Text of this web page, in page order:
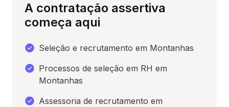
A contratação assertiva
começa aqui
Seleção e recrutamento em Montanhas
Processos de seleção em RH em
Montanhas
Assessoria de recrutamento em